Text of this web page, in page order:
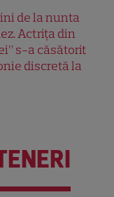
de la nunta
Actrița din
s-a căsătorit
discretă la